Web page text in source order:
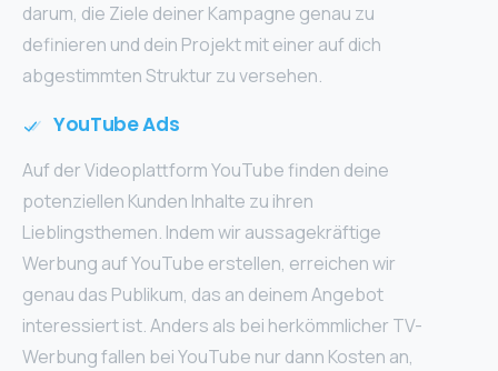
darum, die Ziele deiner Kampagne genau zu
definieren und dein Projekt mit einer auf dich
abgestimmten Struktur zu versehen.
YouTube Ads
Auf der Videoplattform YouTube finden deine
potenziellen Kunden Inhalte zu ihren
Lieblingsthemen. Indem wir aussagekräftige
Werbung auf YouTube erstellen, erreichen wir
genau das Publikum, das an deinem Angebot
interessiert ist. Anders als bei herkömmlicher TV-
Werbung fallen bei YouTube nur dann Kosten an,